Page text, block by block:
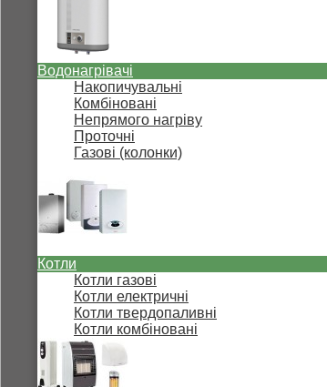
Водонагрівачі
Накопичувальні
Комбіновані
Непрямого нагріву
Проточні
Газові (колонки)
Котли
Котли газові
Котли електричні
Котли твердопаливні
Котли комбіновані